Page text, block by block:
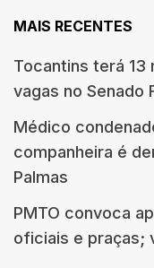
MAIS RECENTES
Tocantins terá 13
vagas no Senado
Médico
companheira é
Palmas
PMTO convoca
oficiais e praças;